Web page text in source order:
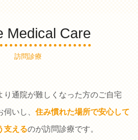
Medical Care
訪問診療
り通院が難しくなった方のご自宅
いし、 住み慣れた場所で安心して
支えるのが訪問診療です。